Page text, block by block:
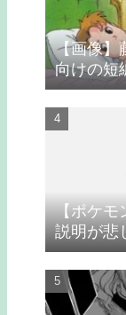
【画像】
向けの短
無理やり
よ」
【ポケモ
説明が